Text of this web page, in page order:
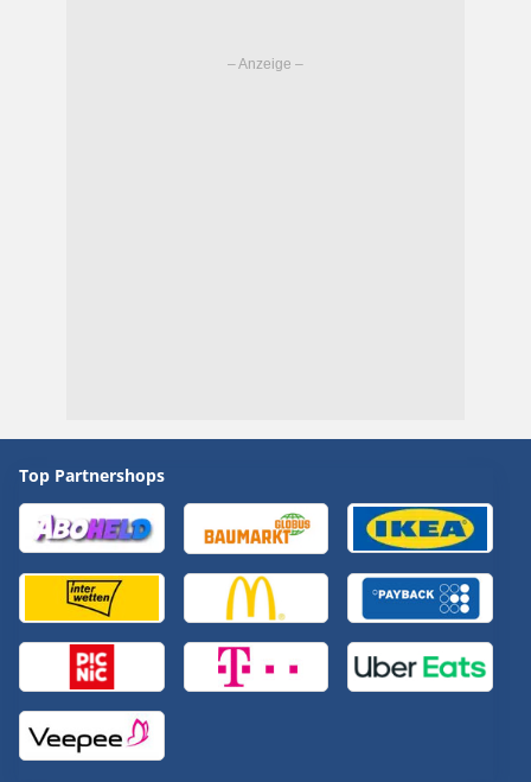
Top Partnershops